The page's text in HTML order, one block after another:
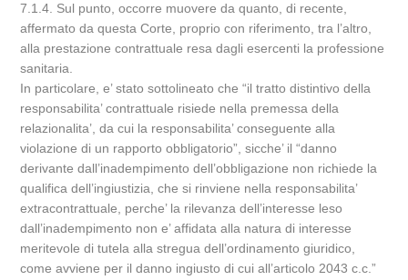
7.1.4. Sul punto, occorre muovere da quanto, di recente,
affermato da questa Corte, proprio con riferimento, tra l’altro,
alla prestazione contrattuale resa dagli esercenti la professione
sanitaria.
In particolare, e’ stato sottolineato che “il tratto distintivo della
responsabilita’ contrattuale risiede nella premessa della
relazionalita’, da cui la responsabilita’ conseguente alla
violazione di un rapporto obbligatorio”, sicche’ il “danno
derivante dall’inadempimento dell’obbligazione non richiede la
qualifica dell’ingiustizia, che si rinviene nella responsabilita’
extracontrattuale, perche’ la rilevanza dell’interesse leso
dall’inadempimento non e’ affidata alla natura di interesse
meritevole di tutela alla stregua dell’ordinamento giuridico,
come avviene per il danno ingiusto di cui all’articolo 2043 c.c.”